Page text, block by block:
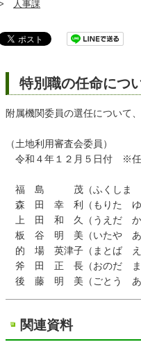
人事課
特別職の任命につ
附属機関委員の選任について
（土地利用審査会委員）
令和４年１２月５日付 ※任
福 島 茂（ふくしま し
森 田 幸 利（もりた ゆ
上 田 和 久（うえだ か
板 谷 明 美（いたや あ
的 場 英津子（まとば
斧 田 正 長（おのだ ま
後 藤 明 美（ごとう あ
関連資料